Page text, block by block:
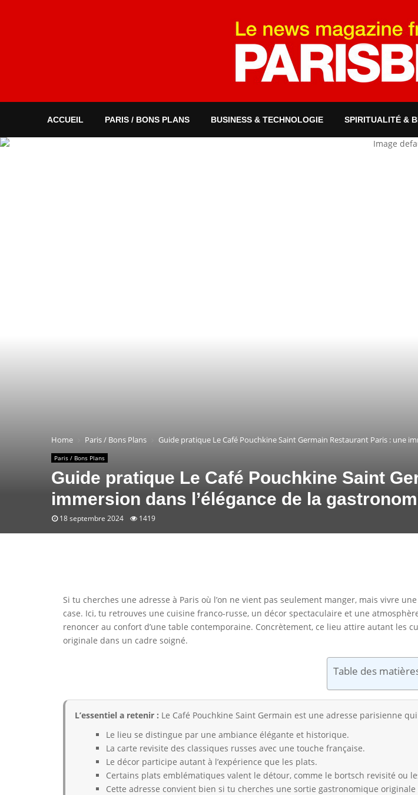
ACCUEIL PARIS / BONS PLANS BUSINESS & TECHNOLOGIE SPIRITUALITÉ &
Home Paris / Bons Plans Guide pratique Le Café Pouchkine Saint Germain Restaurant Paris : une
Paris / Bons Plans
Guide pratique Le Café Pouchkine Saint
immersion dans l’élégance de la
18 septembre 2024 1419
Si tu cherches une adresse à Paris où l’on ne vient pas seulement manger, mais vivre
case. Ici, tu retrouves une cuisine franco-russe, un décor spectaculaire et une
renoncer au confort d’une table contemporaine. Concrètement, ce lieu attire autant les
originale dans un cadre soigné.
Table des
L’essentiel a retenir : Le Café Pouchkine Saint Germain est une adresse parisienne
Le lieu se distingue par une ambiance élégante et historique.
La carte revisite des classiques russes avec une touche française.
Le décor participe autant à l’expérience que les plats.
Certains plats emblématiques valent le détour, comme le bortsch revisité ou
Cette adresse convient bien si tu cherches une sortie gastronomique originale